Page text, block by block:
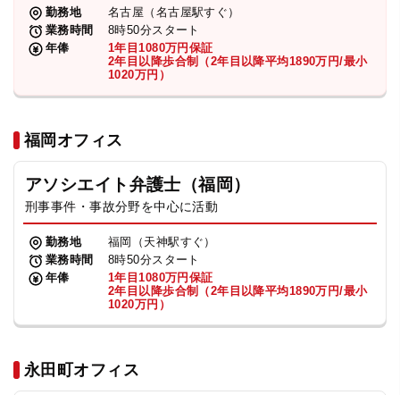
勤務地
名古屋（名古屋駅すぐ）
業務時間
8時50分スタート
年俸
1年目1080万円保証
2年目以降歩合制（2年目以降平均1890万円/最小
1020万円）
福岡オフィス
アソシエイト弁護士（福岡）
刑事事件・事故分野を中心に活動
勤務地
福岡（天神駅すぐ）
業務時間
8時50分スタート
年俸
1年目1080万円保証
2年目以降歩合制（2年目以降平均1890万円/最小
1020万円）
永田町オフィス